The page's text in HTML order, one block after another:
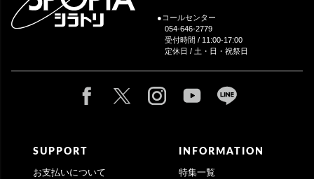
●コールセンター
054-646-2779
受付時間 / 11:00-17:00
定休日 / 土・日・祝祭日
SUPPORT
お支払いについて
INFORMATION
特集一覧